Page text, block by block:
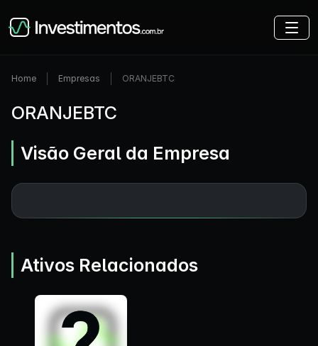
Home Empresas ORANJEBTC
ORANJEBTC
Visão Geral da Empresa
Ativos Relacionados